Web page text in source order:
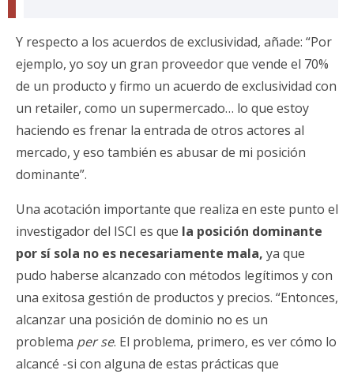
Y respecto a los acuerdos de exclusividad, añade: “Por
ejemplo, yo soy un gran proveedor que vende el 70%
de un producto y firmo un acuerdo de exclusividad con
un retailer, como un supermercado… lo que estoy
haciendo es frenar la entrada de otros actores al
mercado, y eso también es abusar de mi posición
dominante”.
Una acotación importante que realiza en este punto el
investigador del ISCI es que la posición dominante
por sí sola no es necesariamente mala, ya que
pudo haberse alcanzado con métodos legítimos y con
una exitosa gestión de productos y precios. “Entonces,
alcanzar una posición de dominio no es un
problema per se. El problema, primero, es ver cómo lo
alcancé -si con alguna de estas prácticas que